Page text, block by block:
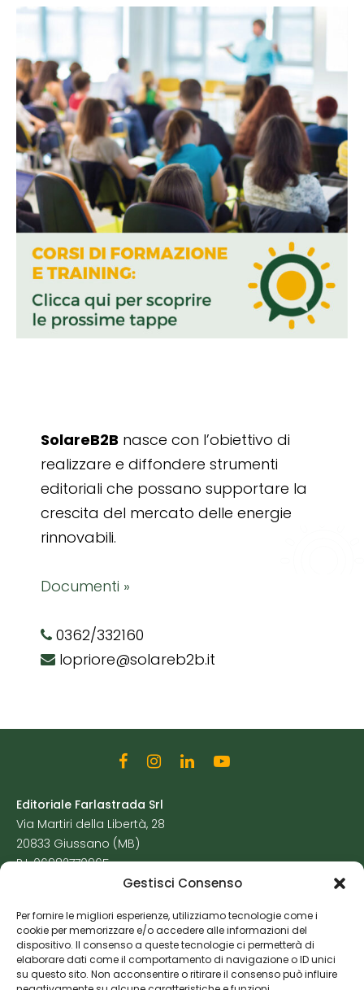
Gestisci Consenso
Per fornire le migliori esperienze, utilizziamo tecnologie come i
cookie per memorizzare e/o accedere alle informazioni del
dispositivo. Il consenso a queste tecnologie ci permetterà di
elaborare dati come il comportamento di navigazione o ID unici
su questo sito. Non acconsentire o ritirare il consenso può influire
SolareB2B nasce con l’obiettivo di
realizzare e diffondere strumenti
editoriali che possano supportare la
crescita del mercato delle energie
rinnovabili.
Documenti »
0362/332160
lopriore@solareb2b.it
Editoriale Farlastrada Srl
Via Martiri della Libertà, 28
20833 Giussano (MB)
P.I. 06982770965
Cookie Policy
Risorse Aggiuntive